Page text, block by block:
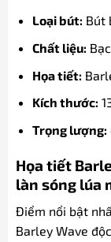
Loại bút: Bút
Chất liệu:
Họa tiết:
Kích thước:
Trọng lượng:
Họa tiết
làn sóng lúa
Điểm nổi bật
Barley Wave